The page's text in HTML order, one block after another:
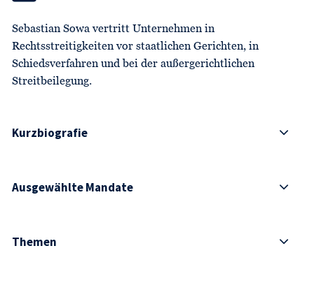
Sebastian Sowa vertritt Unternehmen in
Rechtsstreitigkeiten vor staatlichen Gerichten, in
Schiedsverfahren und bei der außergerichtlichen
Streitbeilegung.
Kurzbiografie
Ausgewählte Mandate
Themen